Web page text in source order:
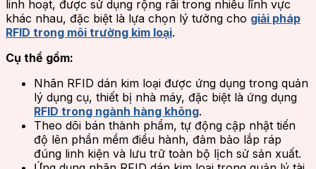
linh hoạt, được sử dụng rộng rãi trong nhiều lĩnh vực
khác nhau, đặc biệt là lựa chọn lý tưởng cho giải pháp
RFID trong môi trường kim loại.
Cụ thể gồm:
Nhãn RFID dán kim loại được ứng dụng trong quản
lý dụng cụ, thiết bị nhà máy, đặc biệt là ứng dụng
RFID trong ngành hàng không.
Theo dõi bán thành phẩm, tự động cập nhật tiến
độ lên phần mềm điều hành, đảm bảo lắp ráp
đúng linh kiện và lưu trữ toàn bộ lịch sử sản xuất.